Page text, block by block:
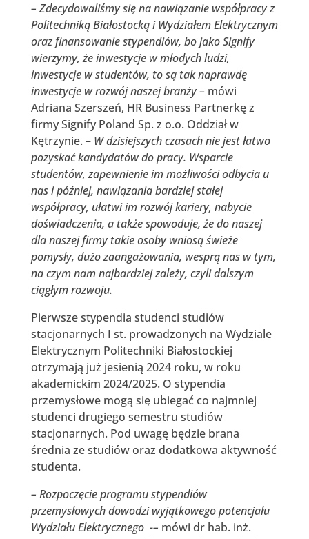
– Zdecydowaliśmy się na nawiązanie współpracy z
Politechniką Białostocką i Wydziałem Elektrycznym
oraz finansowanie stypendiów, bo jako Signify
wierzymy, że inwestycje w młodych ludzi,
inwestycje w studentów, to są tak naprawdę
inwestycje w rozwój naszej branży – mówi
Adriana Szerszeń, HR Business Partnerkę z
firmy Signify Poland Sp. z o.o. Oddział w
Kętrzynie. – W dzisiejszych czasach nie jest łatwo
pozyskać kandydatów do pracy. Wsparcie
studentów, zapewnienie im możliwości odbycia u
nas i później, nawiązania bardziej stałej
współpracy, ułatwi im rozwój kariery, nabycie
doświadczenia, a także spowoduje, że do naszej
dla naszej firmy takie osoby wniosą świeże
pomysły, dużo zaangażowania, wesprą nas w tym,
na czym nam najbardziej zależy, czyli dalszym
ciągłym rozwoju.
Pierwsze stypendia studenci studiów
stacjonarnych I st. prowadzonych na Wydziale
Elektrycznym Politechniki Białostockiej
otrzymają już jesienią 2024 roku, w roku
akademickim 2024/2025. O stypendia
przemysłowe mogą się ubiegać co najmniej
studenci drugiego semestru studiów
stacjonarnych. Pod uwagę będzie brana
średnia ze studiów oraz dodatkowa aktywność
studenta.
– Rozpoczęcie programu stypendiów
przemysłowych dowodzi wyjątkowego potencjału
Wydziału Elektrycznego -– mówi dr hab. inż.